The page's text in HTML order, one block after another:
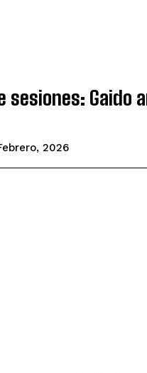
sesiones: Gaido
2026